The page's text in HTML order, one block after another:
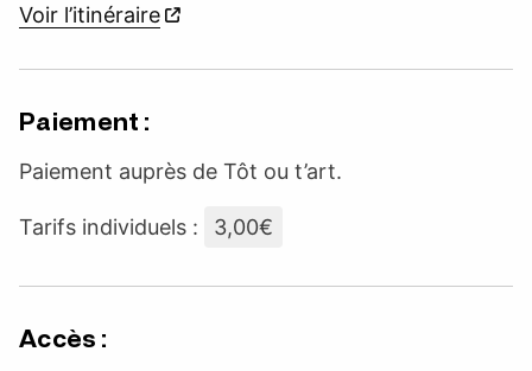
Voir l’itinéraire
Paiement :
Paiement auprès de Tôt ou t’art.
Tarifs individuels : 3,00€
Accès :